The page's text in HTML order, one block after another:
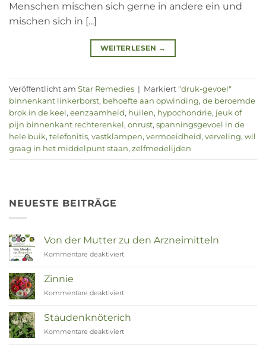
Menschen mischen sich gerne in andere ein und
mischen sich in [...]
WEITERLESEN →
Veröffentlicht am Star Remedies | Markiert "druk-gevoel"
binnenkant linkerborst, behoefte aan opwinding, de beroemde
brok in de keel, eenzaamheid, huilen, hypochondrie, jeuk of
pijn binnenkant rechterenkel, onrust, spanningsgevoel in de
hele buik, telefonitis, vastklampen, vermoeidheid, verveling, wil
graag in het middelpunt staan, zelfmedelijden
NEUESTE BEITRÄGE
Von der Mutter zu den Arzneimitteln
Kommentare deaktiviert
Zinnie
Kommentare deaktiviert
Staudenknöterich
Kommentare deaktiviert